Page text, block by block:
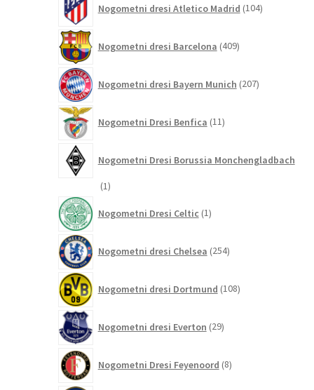
Nogometni dresi Atletico Madrid 104izdelki
Nogometni dresi Barcelona 409izdelkov
Nogometni dresi Bayern Munich 207izdelkov
Nogometni Dresi Benfica 11izdelkov
Nogometni Dresi Borussia Monchengladbach
11
Nogometni Dresi Celtic 1izdelek
Nogometni dresi Chelsea 254izdelkov
Nogometni dresi Dortmund 108izdelkov
Nogometni dresi Everton 29izdelkov
Nogometni Dresi Feyenoord 8izdelkov